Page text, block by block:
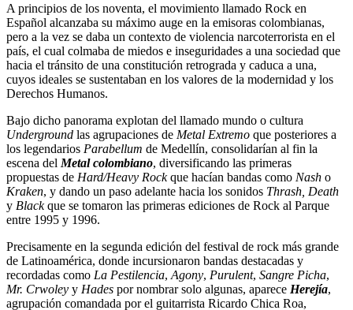
A principios de los noventa, el movimiento llamado Rock en
Español alcanzaba su máximo auge en la emisoras colombianas,
pero a la vez se daba un contexto de violencia narcoterrorista en el
país, el cual colmaba de miedos e inseguridades a una sociedad que
hacia el tránsito de una constitución retrograda y caduca a una,
cuyos ideales se sustentaban en los valores de la modernidad y los
Derechos Humanos.
Bajo dicho panorama explotan del llamado mundo o cultura
Underground las agrupaciones de Metal Extremo que posteriores a
los legendarios Parabellum de Medellín, consolidarían al fin la
escena del Metal colombiano, diversificando las primeras
propuestas de Hard/Heavy Rockque hacían bandas como Nash o
Kraken, y dando un paso adelante hacia los sonidos Thrash, Death
y Blackque se tomaron las primeras ediciones de Rock al Parque
entre 1995 y 1996.
Precisamente en la segunda edición del festival de rock más grande
de Latinoamérica, donde incursionaron bandas destacadas y
recordadas como La Pestilencia, Agony, Purulent, Sangre Picha,
Mr. Crwoley y Hades por nombrar solo algunas, aparece Herejía,
agrupación comandada por el guitarrista Ricardo Chica Roa,